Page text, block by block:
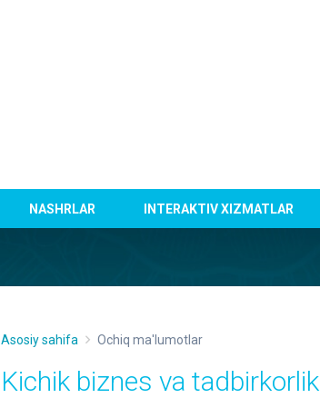
NASHRLAR INTERAKTIV XIZMATLAR
Asosiy sahifa Ochiq ma'lumotlar
Kichik biznes va tadbirkorlik